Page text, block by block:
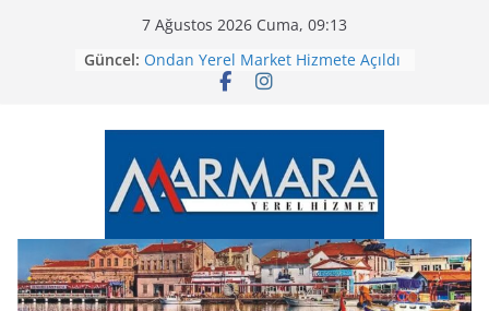
7 Ağustos 2026 Cuma, 09:13
Güncel: Ondan Yerel Market Hizmete Açıldı
BASAF’ta Kadınlar Günü Sergisi
Bandırma Ortaokulu Yeni Binasına
Altıeylül’den Bayram Öncesi
Temizlik Seferberliği